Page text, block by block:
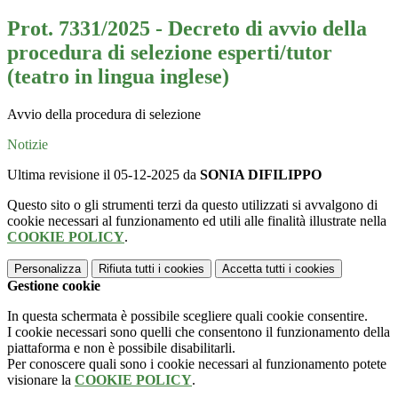
Prot. 7331/2025 - Decreto di avvio della
procedura di selezione esperti/tutor
(teatro in lingua inglese)
Avvio della procedura di selezione
Notizie
Ultima revisione il 05-12-2025 da SONIA DIFILIPPO
Questo sito o gli strumenti terzi da questo utilizzati si avvalgono di
cookie necessari al funzionamento ed utili alle finalità illustrate nella
COOKIE POLICY.
Personalizza Rifiuta tutti i cookies Accetta tutti i cookies
Gestione cookie
In questa schermata è possibile scegliere quali cookie consentire.
I cookie necessari sono quelli che consentono il funzionamento della
piattaforma e non è possibile disabilitarli.
Per conoscere quali sono i cookie necessari al funzionamento potete
visionare la COOKIE POLICY.